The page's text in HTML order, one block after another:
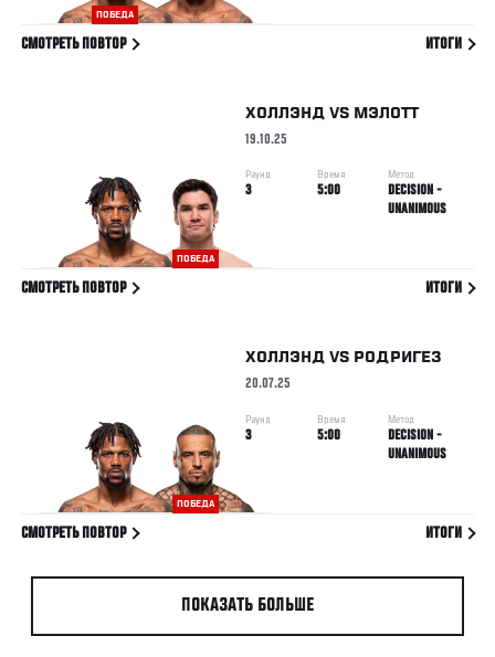
ПОБЕДА
СМОТРЕТЬ ПОВТОР ИТОГИ
ПОБЕДА
ХОЛЛЭНД VS МЭЛОТТ
19.10.25
Раунд
3
Время
5:00
Метод
DECISION -
UNANIMOUS
СМОТРЕТЬ ПОВТОР ИТОГИ
ПОБЕДА
ХОЛЛЭНД VS РОДРИГЕЗ
20.07.25
Раунд
3
Время
5:00
Метод
DECISION -
UNANIMOUS
СМОТРЕТЬ ПОВТОР ИТОГИ
ПОКАЗАТЬ БОЛЬШЕ